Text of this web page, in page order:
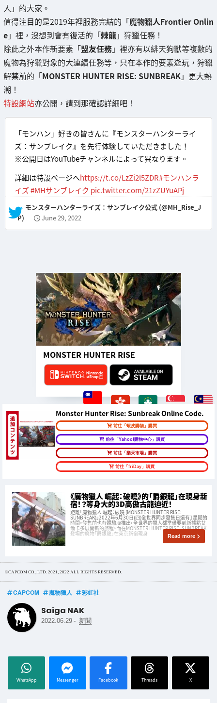
人」的大家。
值得注目的是2019年裡服務完結的「魔物獵人Frontier Onlin
e」裡，沒想到會有復活的「棘龍」狩獵任務！
除此之外本作新要素「盟友任務」裡亦有以緋天狗獸等複數的
魔物為狩獵對象的大連續任務等，只在本作的要素遊玩，狩獵
解禁前的「MONSTER HUNTER RISE: SUNBREAK」更大熱
潮！
特設網站亦公開，請到那確認詳細吧！
「モンハン」好きの皆さんに『モンスターハンターライ
ズ：サンブレイク』を先行体験していただきました！
※公開日はYouTubeチャンネルによって異なります。
詳細は特設ページへhttps://t.co/LzZi2l5ZDR#モンハンラ
イズ#MHサンブレイク pic.twitter.com/21zZUYuAPj
— モンスターハンターライズ：サンブレイク公式 (@MH_Rise_J
P)
June 29, 2022
MONSTER HUNTER RISE
Monster Hunter Rise: Sunbreak Online Code.
前往「蝦皮購物」購買
前往「Yahoo!購物中心」購買
前往「樂天市場」購買
前往「friDay」購買
《魔物獵人 崛起：破曉》的「爵銀龍」在現身新
宿！？等身大的3D高傲古龍迫近！
距離「魔物獵人 崛起：破曉 (MONSTER HUNTER RISE:
SUNBREAK)」2022年6月30日(四)全世界同步發售日還有1星期的
時間。發售前也有體驗版推出，全世界的獵人都準備要到新據點艾
爾卡多展開新的旅程。而在MONSTER HUNTER RISE: SUNBREAK
登場的魔物「爵銀龍」在東京新宿現身 Read more
©CAPCOM CO., LTD. 2021, 2022 ALL RIGHTS RESERVED.
CAPCOM 魔物獵人 彩虹社
Saiga NAK
2022.06.29 - 新聞
WhatsApp Messenger Facebook Threads X